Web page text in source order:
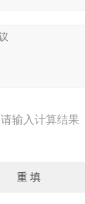
请输入计算结果